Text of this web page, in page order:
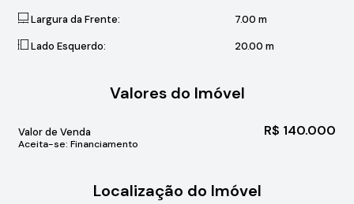
Largura da Frente:
7.00 m
Lado Esquerdo:
20.00 m
Valores do Imóvel
R$ 140.000
Valor de Venda
Aceita-se: Financiamento
Localização do Imóvel